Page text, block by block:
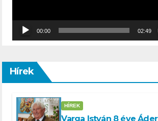
00:00 02:49
Hírek
HÍREK
Varga István 8 éve Áder